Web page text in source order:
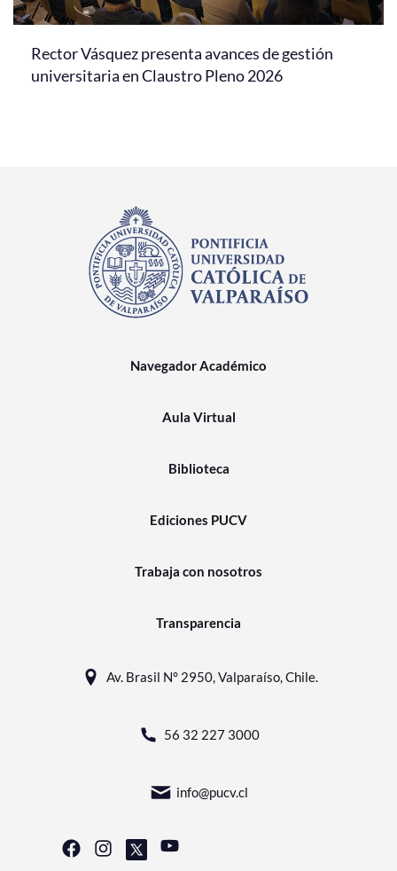
Rector Vásquez presenta avances de gestión
universitaria en Claustro Pleno 2026
Navegador Académico
Aula Virtual
Biblioteca
Ediciones PUCV
Trabaja con nosotros
Transparencia
Av. Brasil N° 2950, Valparaíso, Chile.
56 32 227 3000
info@pucv.cl